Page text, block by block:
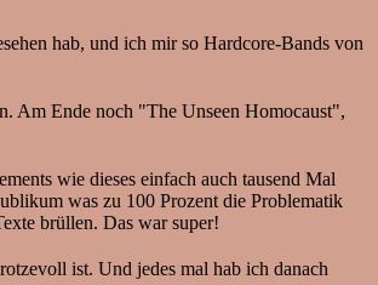
hab, und ich mir so Hardcore-Bands von
Am Ende noch "The Unseen Homocaust",
wie dieses einfach auch tausend Mal
was zu 100 Prozent die Problematik
brüllen. Das war super!
ist. Und jedes mal hab ich danach